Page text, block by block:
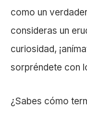
como un
consideras un
curiosidad,
sorpréndete con
¿Sabes cómo